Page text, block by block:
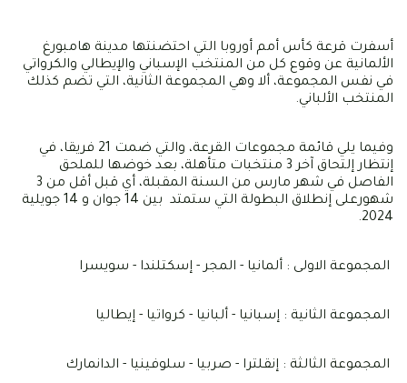
أسفرت قرعة كأس أمم أوروبا التي احتضنتها مدينة هامبورغ
الألمانية عن وقوع كل من المنتخب الإسباني والإيطالي والكرواتي
في نفس المجموعة، ألا وهي المجموعة الثانية، التي تضم كذلك
المنتخب الألباني.
وفيما يلي قائمة مجموعات القرعة، والتي ضمت 21 فريقا، في
إنتظار إلتحاق آخر 3 منتخبات متأهلة، بعد خوضها للملحق
الفاصل في شهر مارس من السنة المقبلة، أي قبل أقل من 3
شهورعلى إنطلاق البطولة التي ستمتد بين 14 جوان و 14 جويلية
2024.
المجموعة الاولى : ألمانيا - المجر - إسكتلندا - سويسرا
المجموعة الثانية : إسبانيا - ألبانيا - كرواتيا - إيطاليا
المجموعة الثالثة : إنقلترا - صربيا - سلوفينيا - الدانمارك